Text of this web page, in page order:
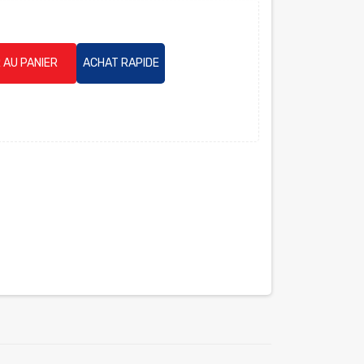
PANIER ACHAT RAPIDE